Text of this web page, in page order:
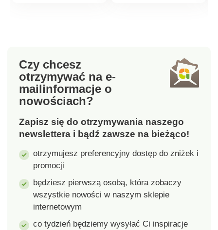
Zestaw zawiera 85
liter i 9 symboli.
Wymiary: 49,8 x 15 x
5,3 cm.
Czy chcesz
otrzymywać na e-
mailinformacje o
nowościach?
Zapisz się do otrzymywania naszego
newslettera i bądź zawsze na bieżąco!
otrzymujesz preferencyjny dostęp do zniżek i
promocji
będziesz pierwszą osobą, która zobaczy
wszystkie nowości w naszym sklepie
internetowym
co tydzień będziemy wysyłać Ci inspiracje